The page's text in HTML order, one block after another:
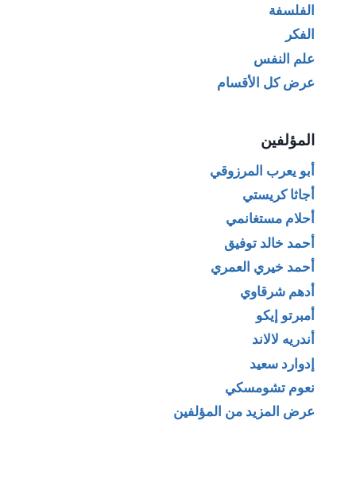
الفلسفة
الفكر
علم النفس
عرض كل الأقسام
المؤلفين
أبو يعرب المرزوقي
أجاثا كريستي
أحلام مستغانمي
أحمد خالد توفيق
أحمد خيري العمري
أدهم شرقاوي
أمبرتو إيكو
أندريه لالاند
إدوارد سعيد
نعوم تشومسكي
عرض المزيد من المؤلفين